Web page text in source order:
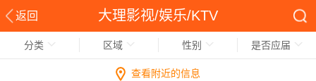
返回 大理影视/娱乐/KTV
分类 区域 性别 是否应届
查看附近的信息